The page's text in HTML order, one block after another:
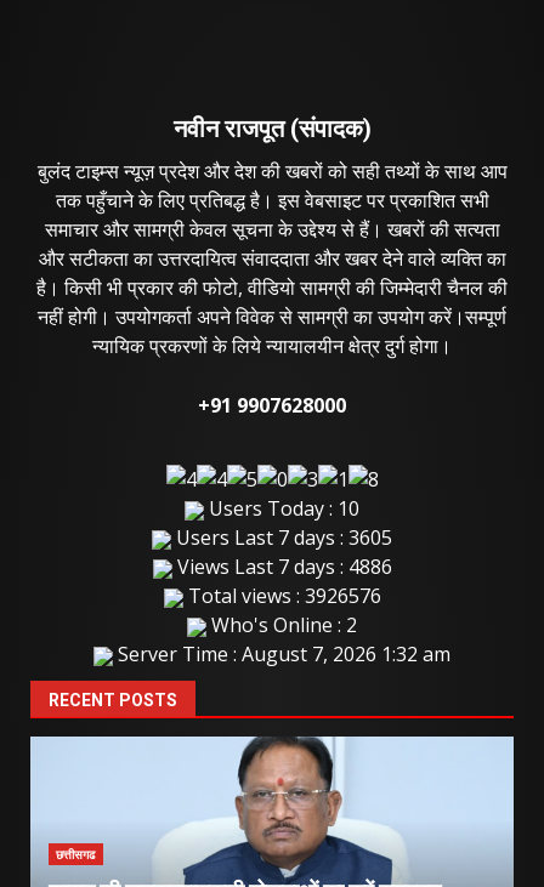
नवीन राजपूत (संपादक)
बुलंद टाइम्स न्यूज़ प्रदेश और देश की खबरों को सही तथ्यों के साथ आप
तक पहुँचाने के लिए प्रतिबद्ध है। इस वेबसाइट पर प्रकाशित सभी
समाचार और सामग्री केवल सूचना के उद्देश्य से हैं। खबरों की सत्यता
और सटीकता का उत्तरदायित्व संवाददाता और खबर देने वाले व्यक्ति का
है। किसी भी प्रकार की फोटो, वीडियो सामग्री की जिम्मेदारी चैनल की
नहीं होगी। उपयोगकर्ता अपने विवेक से सामग्री का उपयोग करें।सम्पूर्ण
न्यायिक प्रकरणों के लिये न्यायालयीन क्षेत्र दुर्ग होगा।
+91 9907628000
Users Today : 10
Users Last 7 days : 3605
Views Last 7 days : 4886
Total views : 3926576
Who's Online : 2
Server Time : August 7, 2026 1:32 am
RECENT POSTS
छत्तीसगढ